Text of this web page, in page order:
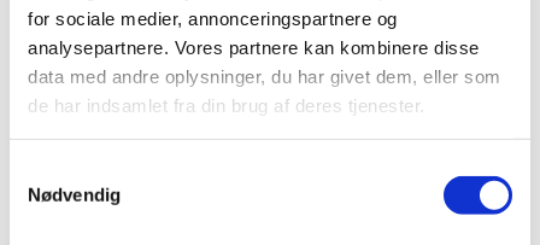
for sociale medier, annonceringspartnere og
analysepartnere. Vores partnere kan kombinere disse
data med andre oplysninger, du har givet dem, eller som
de har indsamlet fra din brug af deres tjenester.
Nødvendig
2010 (7)
2009 (14)
2008 (8)
marts (1)